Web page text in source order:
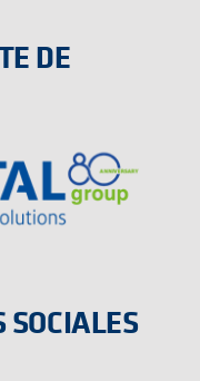
DE
SOCIALES